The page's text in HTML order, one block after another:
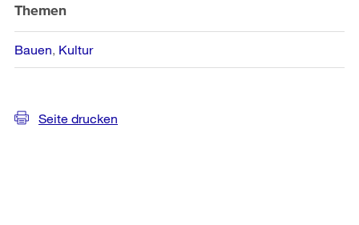
Themen
Bauen Kultur
Seite drucken